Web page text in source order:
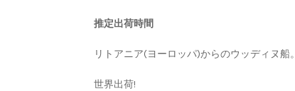
推定出荷時間
リトアニア(ヨーロッパ)からのウッディヌ船。
世界出荷!